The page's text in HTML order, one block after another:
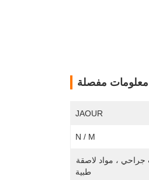
معلومات مفصلة
JAOUR
N / M
طبية